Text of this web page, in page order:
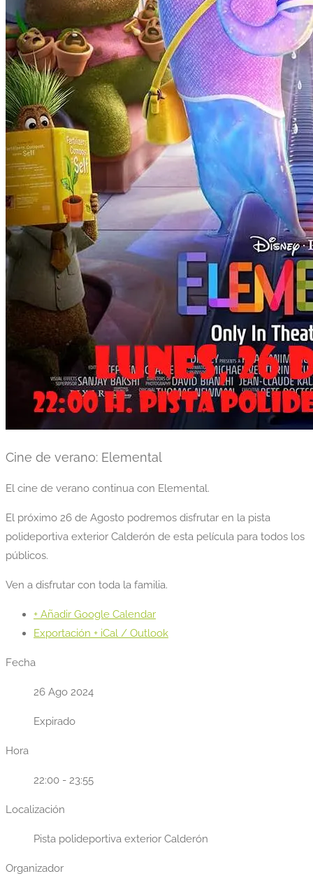
Cine de verano: Elemental
El cine de verano continua con Elemental.
El próximo 26 de Agosto podremos disfrutar en la pista
polideportiva exterior Calderón de esta película para todos los
públicos.
Ven a disfrutar con toda la familia.
+ Añadir Google Calendar
Exportación + iCal / Outlook
Fecha
26 Ago 2024
Expirado
Hora
22:00 - 23:55
Localización
Pista polideportiva exterior Calderón
Organizador